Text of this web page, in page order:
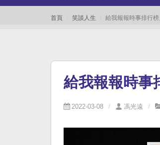
首頁 笑談人生 給我報報時事排行
給我報報時事
2022-03-08 馮光遠